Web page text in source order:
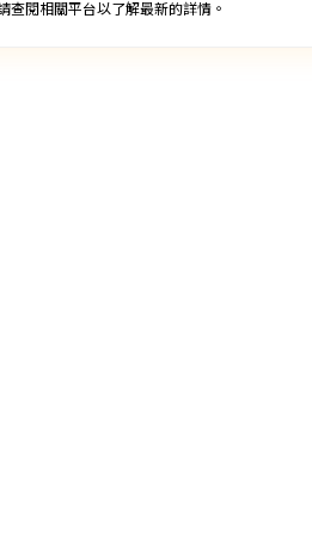
查閱相關平台以了解最新的詳情。